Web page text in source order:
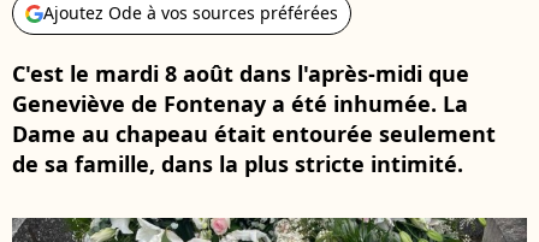
Ajoutez Ode à vos sources préférées
C'est le mardi 8 août dans l'après-midi que
Geneviève de Fontenay a été inhumée. La
Dame au chapeau était entourée seulement
de sa famille, dans la plus stricte intimité.